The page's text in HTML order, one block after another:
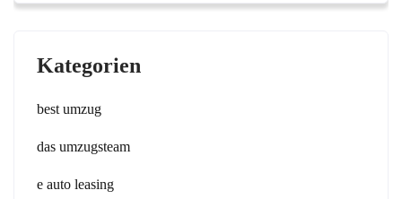
Kategorien
best umzug
das umzugsteam
e auto leasing